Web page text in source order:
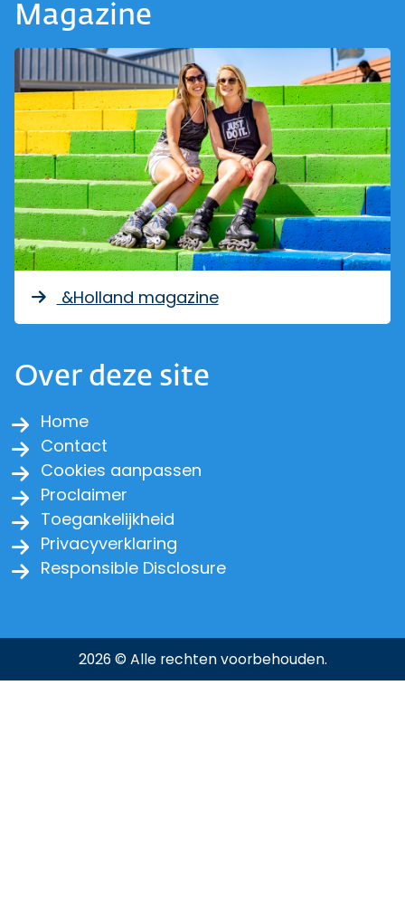
Magazine
&Holland magazine
Over deze site
Home
Contact
Cookies aanpassen
Proclaimer
Toegankelijkheid
Privacyverklaring
Responsible Disclosure
2026 © Alle rechten voorbehouden.